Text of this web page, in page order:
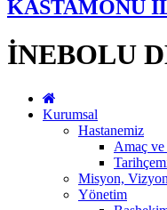
KASTAMONU
İNEBOLU
Kurumsal
Hastanemiz
Amaç
Misyon,
Yönetim